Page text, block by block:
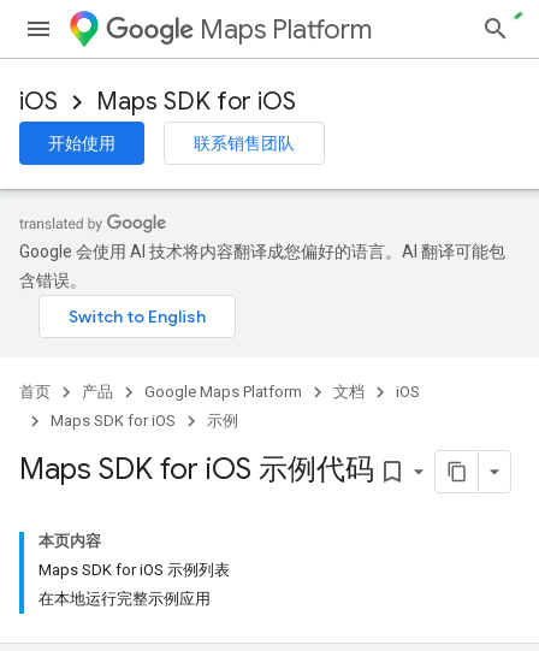
Maps Platform
iOS Maps SDK for iOS
开始使用 联系销售团队
Google 会使用 AI 技术将内容翻译成您偏好的语言。AI 翻译可能包
含错误。
首页 产品 Google Maps Platform 文档
iOS
Maps SDK for iOS
示例
Maps SDK for iOS 示例代码 bookmark_border
本页内容
Maps SDK for iOS 示例列表
在本地运行完整示例应用